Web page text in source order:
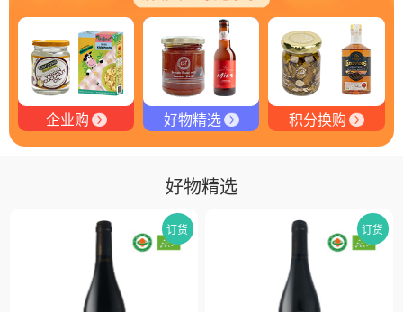
品味卓越，OE 中欧有机双认证红酒的独特魅力
企业购 好物精选 积分换购
好物精选
订货 订货